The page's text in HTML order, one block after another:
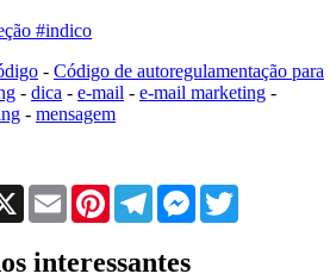
#indico
- Código de autoregulamentação para
- dica - e-mail - e-mail marketing -
- mensagem
X Email PinterestTelegramMessenger
interessantes